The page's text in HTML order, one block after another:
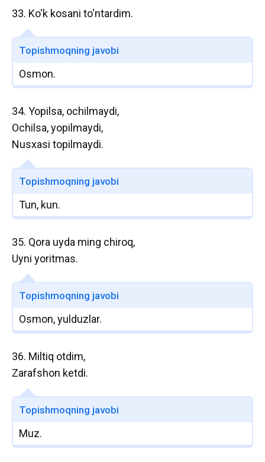
33. Ko‘k kosani to‘ntardim.
Topishmoqning javobi
Osmon.
34. Yopilsa, ochilmaydi,
Ochilsa, yopilmaydi,
Nusxasi topilmaydi.
Topishmoqning javobi
Tun, kun.
35. Qora uyda ming chiroq,
Uyni yoritmas.
Topishmoqning javobi
Osmon, yulduzlar.
36. Miltiq otdim,
Zarafshon ketdi.
Topishmoqning javobi
Muz.